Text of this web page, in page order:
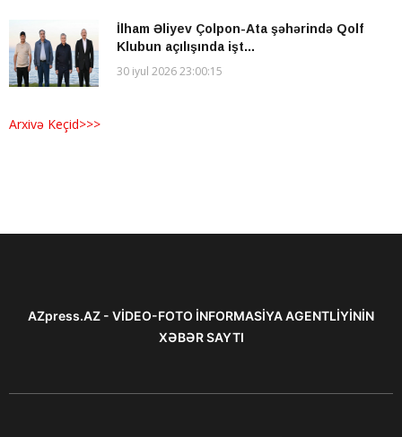
İlham Əliyev Çolpon-Ata şəhərində Qolf
Klubun açılışında işt...
30 iyul 2026 23:00:15
Arxivə Keçid>>>
AZpress.AZ - VİDEO-FOTO İNFORMASİYA AGENTLİYİNİN
XƏBƏR SAYTI